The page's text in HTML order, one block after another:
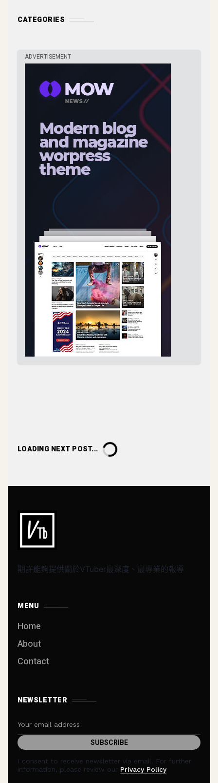
CATEGORIES
ADVERTISEMENT
LOADING NEXT POST...
期許能夠提供關於VTuber最深度、最專業的報導
MENU
Home
About
Contact
NEWSLETTER
I consent to receive newsletter via email. For further
information, please review our Privacy Policy